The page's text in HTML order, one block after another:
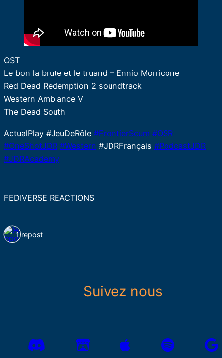
OST
Le bon la brute et le truand – Ennio Morricone
Red Dead Redemption 2 soundtrack
Western Ambiance V
The Dead South
ActualPlay #JeuDeRôle #FrontierScum #OSR
#OneShotJDR #Western #JDRFrançais #PodcastJDR
#JDRAcademy
FEDIVERSE REACTIONS
1 repost
Suivez nous